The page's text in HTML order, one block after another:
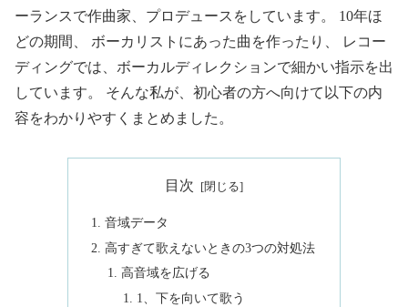
ーランスで作曲家、プロデュースをしています。 10年ほ
どの期間、 ボーカリストにあった曲を作ったり、 レコー
ディングでは、ボーカルディレクションで細かい指示を出
しています。 そんな私が、初心者の方へ向けて以下の内
容をわかりやすくまとめました。
目次
音域データ
高すぎて歌えないときの3つの対処法
高音域を広げる
1、下を向いて歌う